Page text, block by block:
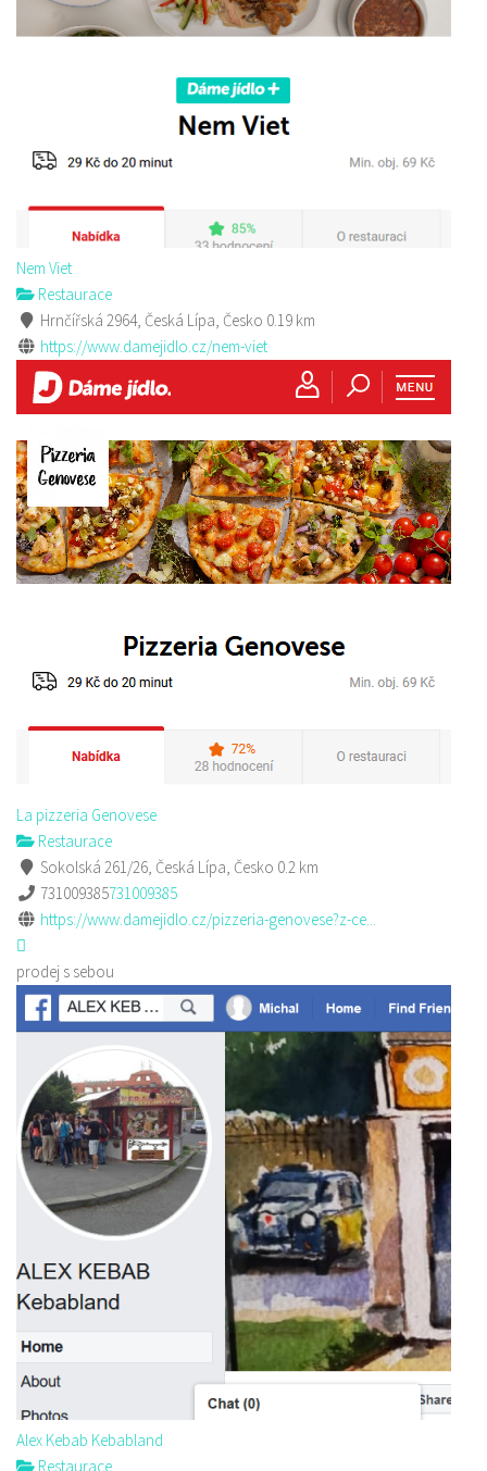
Nem Viet
Restaurace
Hrnčířská 2964, Česká Lípa, Česko 0.19 km
https://www.damejidlo.cz/nem-viet
La pizzeria Genovese
Restaurace
Sokolská 261/26, Česká Lípa, Česko 0.2 km
731009385731009385
https://www.damejidlo.cz/pizzeria-genovese?z-ce...
prodej s sebou
Alex Kebab Kebabland
Restaurace